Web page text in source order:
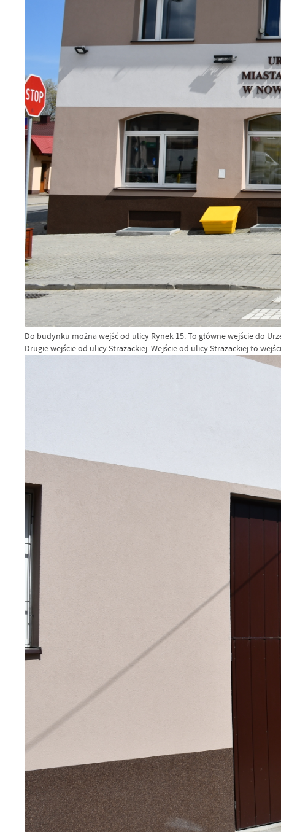
Do budynku można wejść od ulicy Rynek 15. To główne wejście do
Drugie wejście od ulicy Strażackiej. Wejście od ulicy Strażackiej to